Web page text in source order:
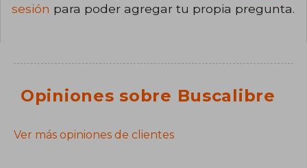
sesión para poder agregar tu propia pregunta.
Opiniones sobre Buscalibre
Ver más opiniones de clientes